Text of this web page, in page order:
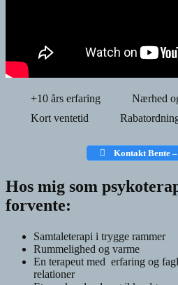
+10 års erfaring
Nærhed
Kort ventetid
Kontakt Bente
Hos mig som
forvente:
Samtaleterapi i trygge rammer
Rummelighed og varme
En terapeut med erfaring og
relationer